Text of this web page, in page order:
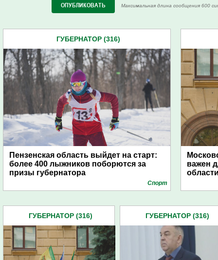
Максимальная длина сообщения 600
ГУБЕРНАТОР (316)
Пензенская область выйдет на старт:
более 400 лыжников поборются за
призы губернатора
Спорт
важен
ГУБЕРНАТОР (316) ГУБЕРНАТОР (316)